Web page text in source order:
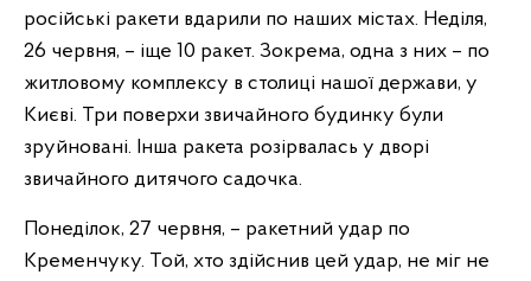
російські ракети вдарили по наших містах. Неділя,
26 червня, – іще 10 ракет. Зокрема, одна з них – по
житловому комплексу в столиці нашої держави, у
Києві. Три поверхи звичайного будинку були
зруйновані. Інша ракета розірвалась у дворі
звичайного дитячого садочка.
Понеділок, 27 червня, – ракетний удар по
Кременчуку. Той, хто здійснив цей удар, не міг не